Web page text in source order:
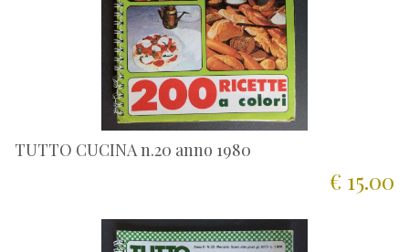
TUTTO CUCINA n.20 anno 1980
€ 15.00